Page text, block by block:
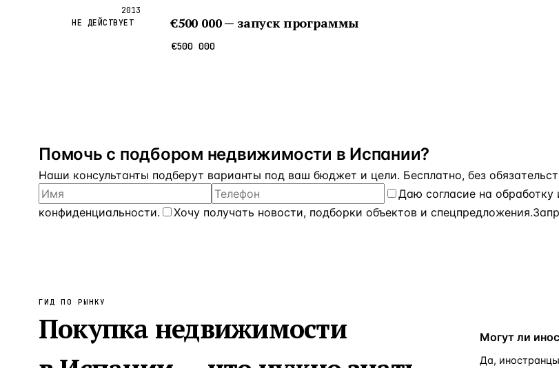
2013
НЕ ДЕЙСТВУЕТ €500 000 — запуск программы
€500 000
Помочь с подбором недвижимости в Испании?
Наши консультанты подберут варианты под ваш бюджет и цели. Бесплатно, без
Даю согласие на
конфиденциальности. Хочу получать новости, подборки объектов и спецпредложения.
ГИД ПО РЫНКУ
Покупка недвижимости
Могут ли
Да,